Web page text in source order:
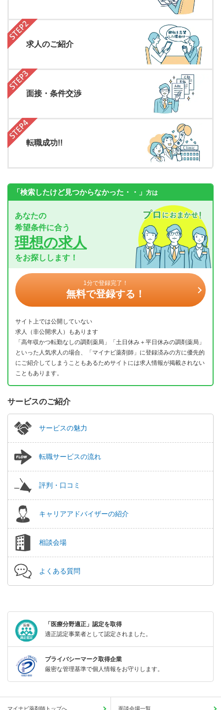
求人のご紹介
面接・条件交渉
転職成功!!
「検索したけど見つからなかった・・」 方は
あなたの
希望条件に合う
理想の求人
をお探しします！
1分で登録完了！
無料で登録する！
サイト上では公開していない
求人（非公開求人）もあります
「高年収かつ転勤なしの調剤薬局」「土日休み＋平日休みの調剤薬局」
といった人気求人の場合、「マイナビ薬剤師」に登録済みの方に優先的
にご紹介してしまうこともあるためサイトには求人情報が掲載されない
こともあります。
サービスのご紹介
サービスの魅力
転職サービスの流れ
評判・口コミ
キャリアアドバイザーの紹介
相談会場
よくある質問
「医療分野適正」認定を取得
適正認定事業者として認定されました。
プライバシーマーク取得企業
厳密な管理基準で個人情報をお守りします。
マイナビ薬剤師トップへ 面談会場一覧